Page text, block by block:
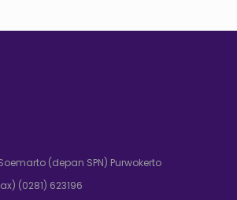
(depan SPN) Purwokerto
(0281) 623196